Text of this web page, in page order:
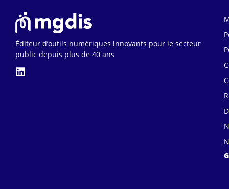
Éditeur d’outils numériques innovants pour le secteur
public depuis plus de 40 ans